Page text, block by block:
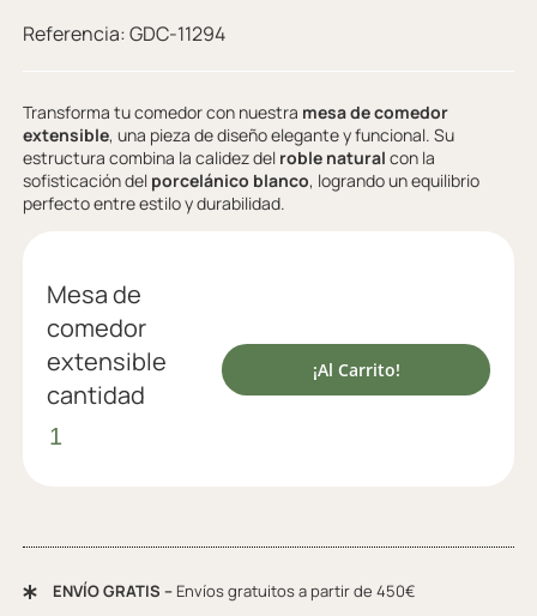
Referencia:GDC-11294
Transforma tu comedor con nuestra mesa de comedor
extensible, una pieza de diseño elegante y funcional. Su
estructura combina la calidez del roble natural con la
sofisticación del porcelánico blanco, logrando un equilibrio
perfecto entre estilo y durabilidad.
Mesa de
comedor
extensible
cantidad
¡Al Carrito!
ENVÍO GRATIS – Envíos gratuitos a partir de 450€